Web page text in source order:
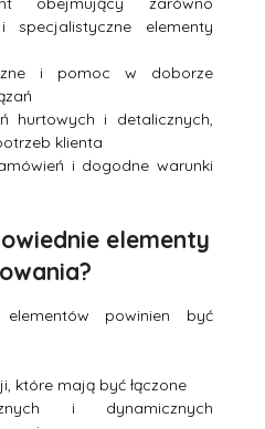
elementy
i pomoc w doborze
hurtowych i detalicznych,
klienta
i dogodne warunki
elementy
powinien być
które mają być łączone
i dynamicznych